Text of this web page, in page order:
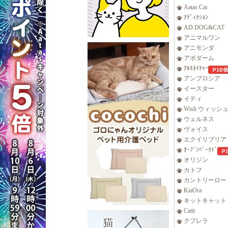
Aatas Cat
ｱﾃﾞｨｸｼｮﾝ
AD.DOG&CAT
アニマルワン
アニモンダ
アボダーム
ｱﾙﾓﾈｲﾁｬｰ
アンブロシア
イースター
イティ
Wish ウィッシュ
ウェルネス
ヴォイス
エクイリブリア
ｵｰﾌﾞﾝﾍﾞｰｸﾄﾞ
オリジン
カトフ
カントリーロー
KiaOra
キットキャット
Catit
クプレラ